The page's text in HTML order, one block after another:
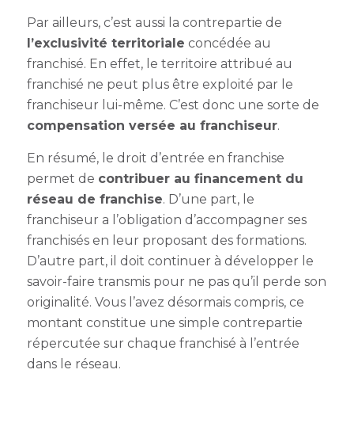
Par ailleurs, c’est aussi la contrepartie de
l’exclusivité territoriale concédée au
franchisé. En effet, le territoire attribué au
franchisé ne peut plus être exploité par le
franchiseur lui-même. C’est donc une sorte de
compensation versée au franchiseur.
En résumé, le droit d’entrée en franchise
permet de contribuer au financement du
réseau de franchise. D’une part, le
franchiseur a l’obligation d’accompagner ses
franchisés en leur proposant des formations.
D’autre part, il doit continuer à développer le
savoir-faire transmis pour ne pas qu’il perde son
originalité. Vous l’avez désormais compris, ce
montant constitue une simple contrepartie
répercutée sur chaque franchisé à l’entrée
dans le réseau.